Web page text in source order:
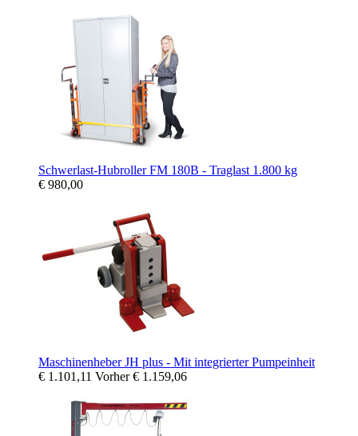
Schwerlast-Hubroller FM 180B - Traglast 1.800 kg
€ 980,00
Maschinenheber JH plus - Mit integrierter Pumpeinheit
€ 1.101,11 Vorher€ 1.159,06